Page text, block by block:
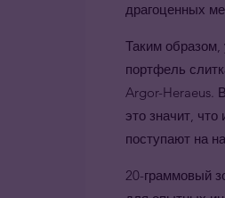
драгоценных
Таким образом,
портфель
Argor-Heraeus.
это значит,
поступают на
20-граммовый